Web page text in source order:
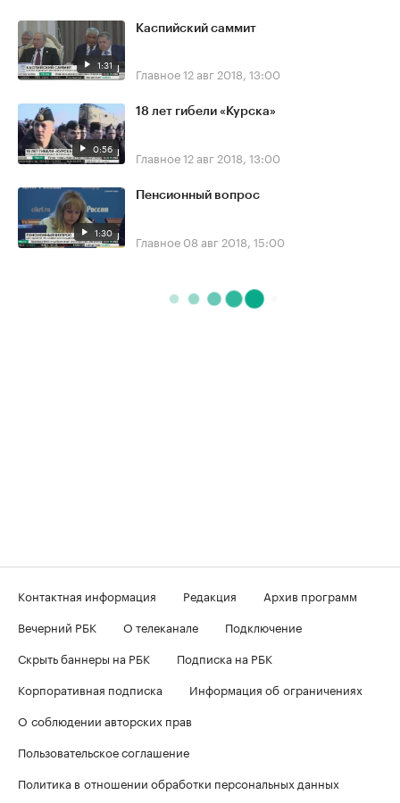
1:31
Каспийский саммит
Главное12 авг 2018, 13:00
0:56
18 лет гибели «Курска»
Главное12 авг 2018, 13:00
1:30
Пенсионный вопрос
Главное 08 авг 2018, 15:00
Контактная информация Редакция
Архив программ
Вечерний РБК
О телеканале
Подключение
Скрыть баннеры на РБК
Подписка на РБК
Корпоративная подписка
Информация об ограничениях
О соблюдении авторских прав
Пользовательское соглашение
Политика в отношении обработки персональных данных